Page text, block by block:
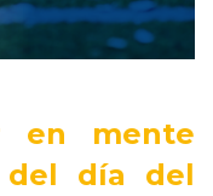
en mente
del día del